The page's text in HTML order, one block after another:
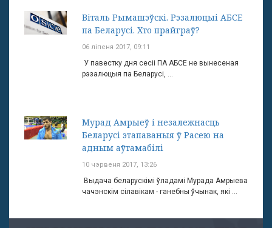
Віталь Рымашэўскі. Рэзалюцыі АБСЕ
па Беларусі. Хто прайграў?
06 ліпеня 2017, 09:11
У павестку дня сесіі ПА АБСЕ не вынесеная
рэзалюцыя па Беларусі, ...
Мурад Амрыеў і незалежнасць
Беларусі этапаваныя ў Расею на
адным аўтамабілі
10 чэрвеня 2017, 13:26
Выдача беларускімі ўладамі Мурада Амрыева
чачэнскім сілавікам - ганебны ўчынак, які ...